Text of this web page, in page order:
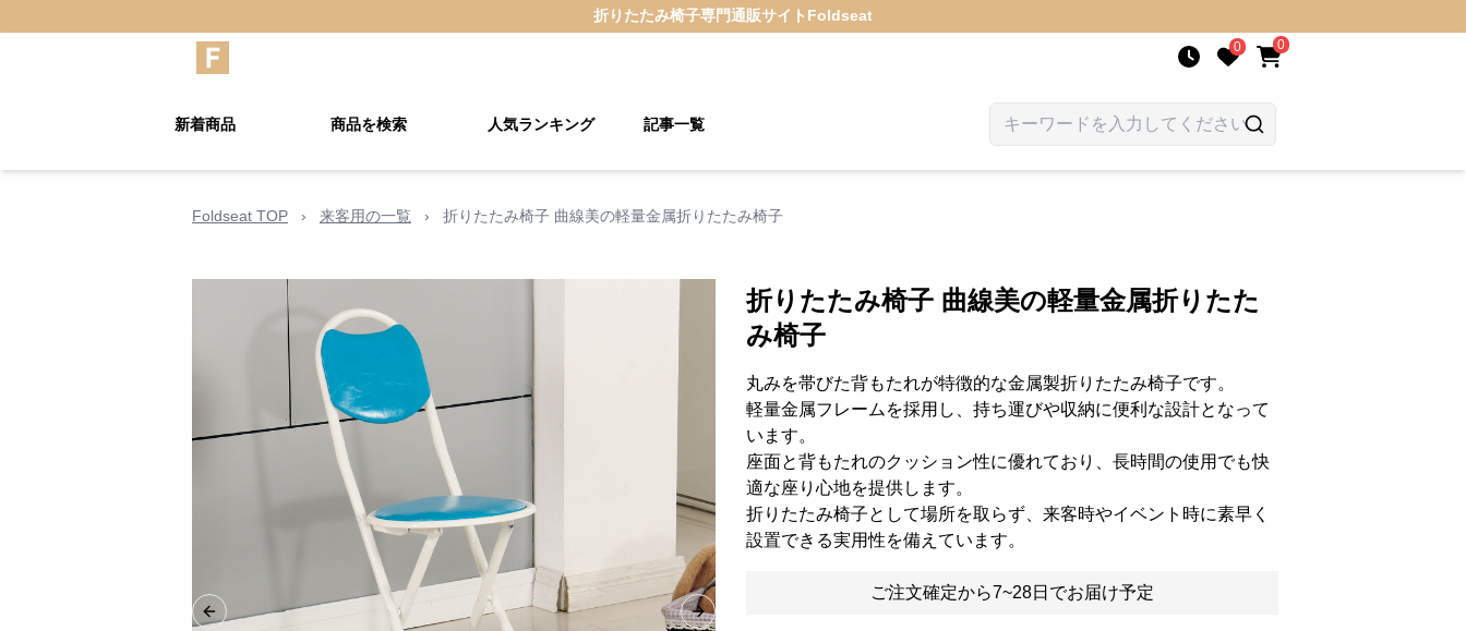
折りたたみ椅子専門通販サイト Foldseat
0 0
新着商品 商品を検索 人気ランキング 記事一覧
Foldseat TOP › 来客用の一覧 › 折りたたみ椅子 曲線美の軽量金属折りたたみ椅子
Previous slide Next slide
折りたたみ椅子 曲線美の軽量金属折りたた
み椅子
丸みを帯びた背もたれが特徴的な金属製折りたたみ椅子です。
軽量金属フレームを採用し、持ち運びや収納に便利な設計となって
います。
座面と背もたれのクッション性に優れており、長時間の使用でも快
適な座り心地を提供します。
折りたたみ椅子として場所を取らず、来客時やイベント時に素早く
設置できる実用性を備えています。
ご注文確定から7~28日でお届け予定